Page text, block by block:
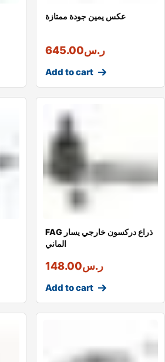
عكس يمين جودة ممتازة
ر.س645.00
Add to cart
FAG ذراع دركسون خارجي يسار
الماني
ر.س148.00
Add to cart